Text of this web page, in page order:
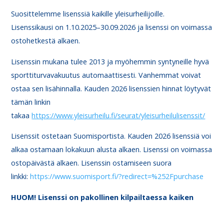
Suosittelemme lisenssiä kaikille yleisurheilijoille.
Lisenssikausi on 1.10.2025–30.09.2026 ja lisenssi on voimassa
ostohetkestä alkaen.
Lisenssin mukana tulee 2013 ja myöhemmin syntyneille hyvä
sporttiturvavakuutus automaattisesti. Vanhemmat voivat
ostaa sen lisähinnalla. Kauden 2026 lisenssien hinnat löytyvät
tämän linkin
takaahttps://www.yleisurheilu.fi/seurat/yleisurheilulisenssit/
Lisenssit ostetaan Suomisportista. Kauden 2026 lisenssiä voi
alkaa ostamaan lokakuun alusta alkaen. Lisenssi on voimassa
ostopäivästä alkaen. Lisenssin ostamiseen suora
linkki:https://www.suomisport.fi/?redirect=%252Fpurchase
HUOM! Lisenssi on pakollinen kilpailtaessa kaiken